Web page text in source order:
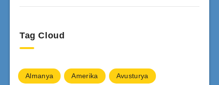
Tag Cloud
Almanya Amerika Avusturya